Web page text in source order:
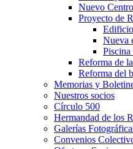
Nuevo
Proyecto de
Nueva
Reforma de
Reforma del
Memorias y
Nuestros socios
Círculo 500
Hermandad de los
Galerías
Convenios